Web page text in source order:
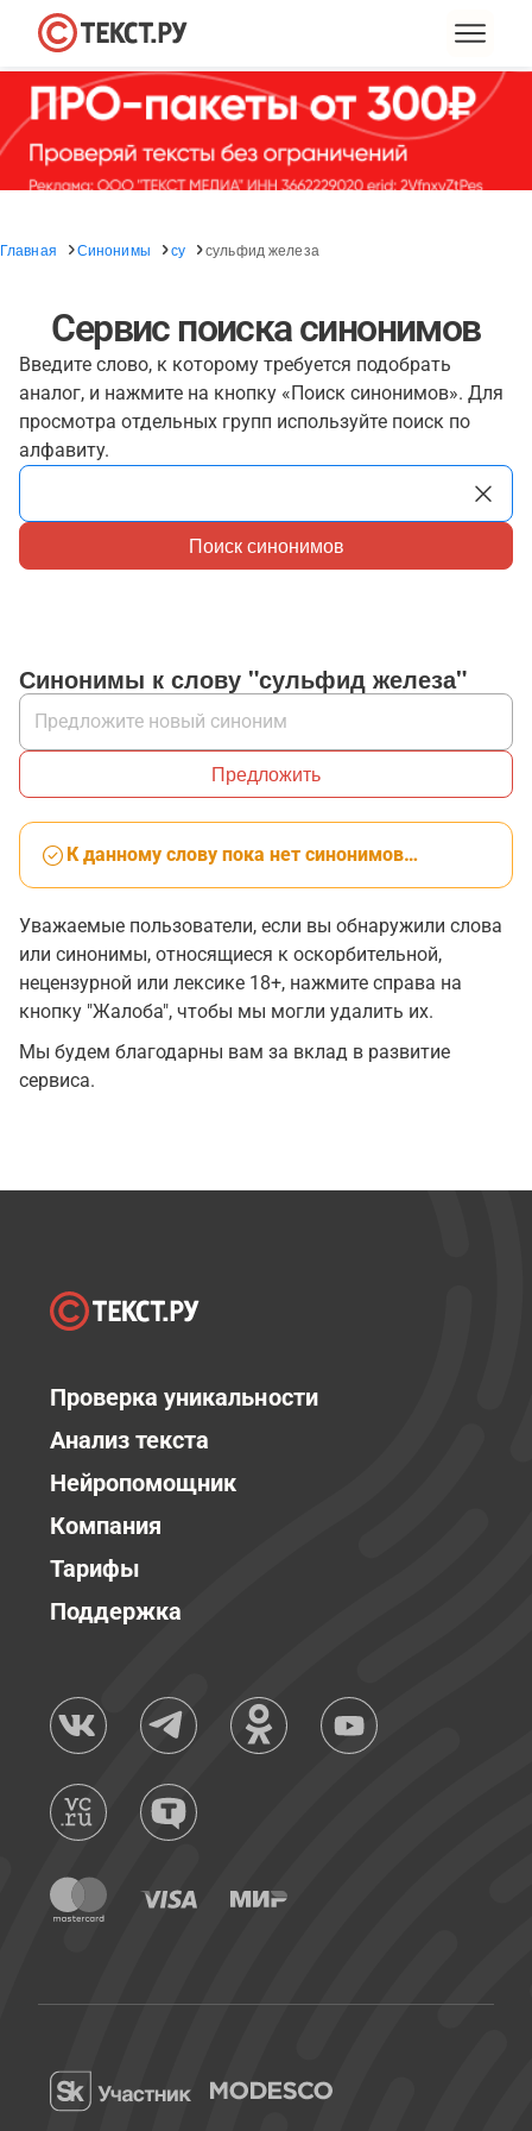
Главная Синонимы су сульфид железа
Сервис поиска синонимов
Введите слово, к которому требуется подобрать
аналог, и нажмите на кнопку «Поиск синонимов». Для
просмотра отдельных групп используйте поиск по
алфавиту.
Поиск синонимов
Синонимы к слову "сульфид железа"
Предложить
К данному слову пока нет синонимов…
Уважаемые пользователи, если вы обнаружили слова
или синонимы, относящиеся к оскорбительной,
нецензурной или лексике 18+, нажмите справа на
кнопку "Жалоба", чтобы мы могли удалить их.
Мы будем благодарны вам за вклад в развитие
сервиса.
Проверка уникальности
Анализ текста
Нейропомощник
Компания
Тарифы
Поддержка